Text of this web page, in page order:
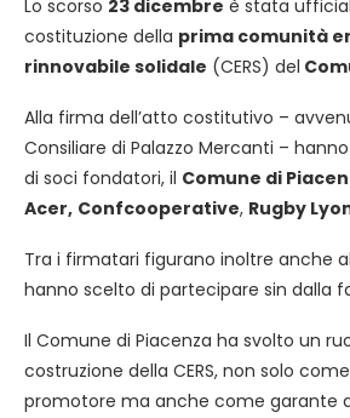
Lo scorso 23 dicembre è stata
costituzione della prima comunità
rinnovabile solidale (CERS) del
Alla firma dell’atto costitutivo –
Consiliare di Palazzo Mercanti –
di soci fondatori, il Comune di
Acer, Confcooperative, Rugby
Tra i firmatari figurano inoltre anche
hanno scelto di partecipare sin dalla
Il Comune di Piacenza ha svolto un
costruzione della CERS, non solo
promotore ma anche come garante